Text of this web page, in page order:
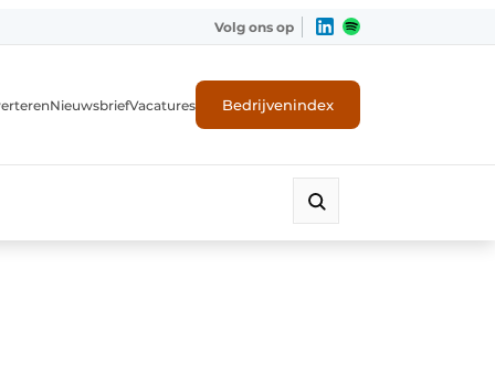
Volg ons op
NieuwsbriefVacatures Bedrijvenindex